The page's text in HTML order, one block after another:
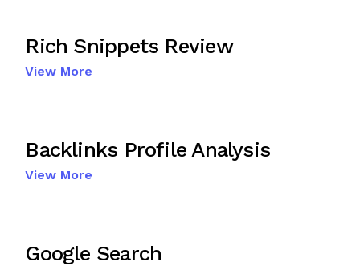
Rich Snippets Review
View More
Backlinks Profile Analysis
View More
Google Search